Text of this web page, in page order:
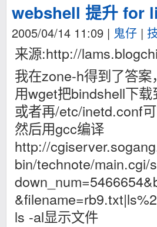
webshell 提升 for
2005/04/14 11:09 | 鬼仔 |
来源:http://
我在zone-h得到了答
用wget把bindshell下
或者再/etc/inetd.conf
然后用gcc编译
http://
bin/technote/main.cgi/
ls -al显示文件